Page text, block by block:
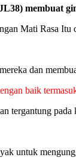
membuat
Mati Rasa
dan
baik
tergantung
untuk